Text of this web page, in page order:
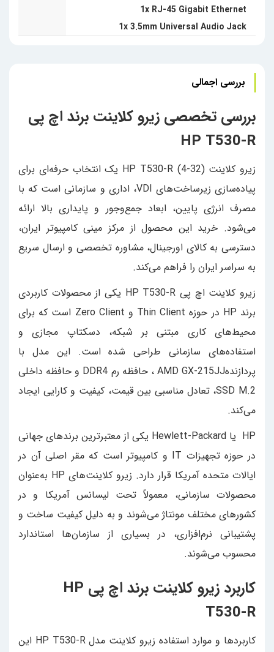
1x RJ-45 Gigabit Ethernet
1x 3.5mm Universal Audio Jack
بررسی اجمالی
بررسی تخصصی زیرو کلاینت برند اچ پی
HP T530-R
زیرو کلاینت HP T530-R (4-32) یک انتخاب حرفه‌ای برای
پیاده‌سازی زیرساخت‌های VDI، اداری و سازمانی است که با
مصرف انرژی پایین، ابعاد جمع‌وجور و پایداری بالا ارائه
می‌شود. خرید این محصول از مرکز مینی کامپیوتر ایران،
دسترسی به کالای اورجینال، مشاوره تخصصی و ارسال سریع
به سراسر ایران را فراهم می‌کند.
زیرو کلاینت اچ پی HP T530-R یکی از محصولات کاربردی
برند HP در حوزه Thin Client و Zero Client است که برای
محیط‌های کاری مبتنی بر شبکه، دسکتاپ مجازی و
استفاده‌های سازمانی طراحی شده است. این مدل با
پردازندهAMD GX-215JJ ، حافظه رم DDR4 و حافظه داخلی
SSD M.2، تعادل مناسبی بین قیمت، کیفیت و کارایی ایجاد
می‌کند.
HP یا Hewlett-Packard یکی از معتبرترین برندهای جهانی
در حوزه تجهیزات IT و کامپیوتر است که مقر اصلی آن در
ایالات متحده آمریکا قرار دارد. زیرو کلاینت‌های HP به‌عنوان
محصولات سازمانی، معمولاً تحت لیسانس آمریکا و در
کشورهای مختلف مونتاژ می‌شوند و به دلیل کیفیت ساخت و
پشتیبانی نرم‌افزاری، در بسیاری از سازمان‌ها استاندارد
محسوب می‌شوند.
کاربرد زیرو کلاینت برند اچ پی HP
T530-R
کاربردها و موارد استفاده زیرو کلاینت مدل HP T530-R این